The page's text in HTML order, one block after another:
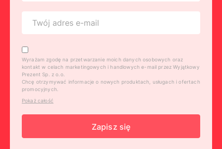
Wyrażam zgodę na przetwarzanie moich danych osobowych oraz
kontakt w celach marketingowych i handlowych e-mail przez Wyjątkowy
Prezent Sp. z o.o.
Chcę otrzymywać informacje o nowych produktach, usługach i ofertach
promocyjnych.
Pokaż całość
Zapisz się